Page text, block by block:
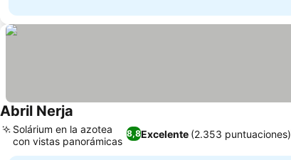
Abril Nerja
8,8Excelente (2.353 puntuaciones)
Solárium en la azotea
con vistas panorámicas